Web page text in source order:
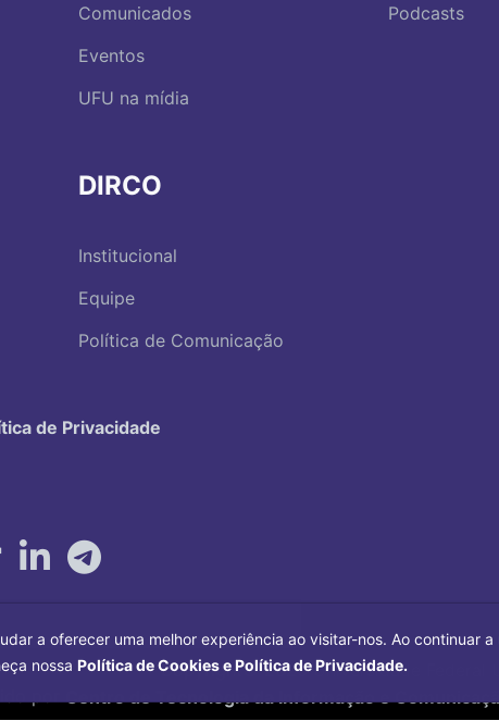
Comunicados
Eventos
UFU na mídia
DIRCO
Institucional
Equipe
Política de Comunicação
Podcasts
de Privacidade
Copyright©2026Universidade Federal
por Centro de Tecnologia da Informação e
a oferecer uma melhor experiência ao visitar-nos. Ao continuar
nossa Política de Cookies e Política de Privacidade.